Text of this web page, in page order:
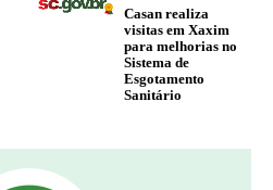
Casan realiza
visitas em Xaxim
para melhorias no
Sistema de
Esgotamento
Sanitário